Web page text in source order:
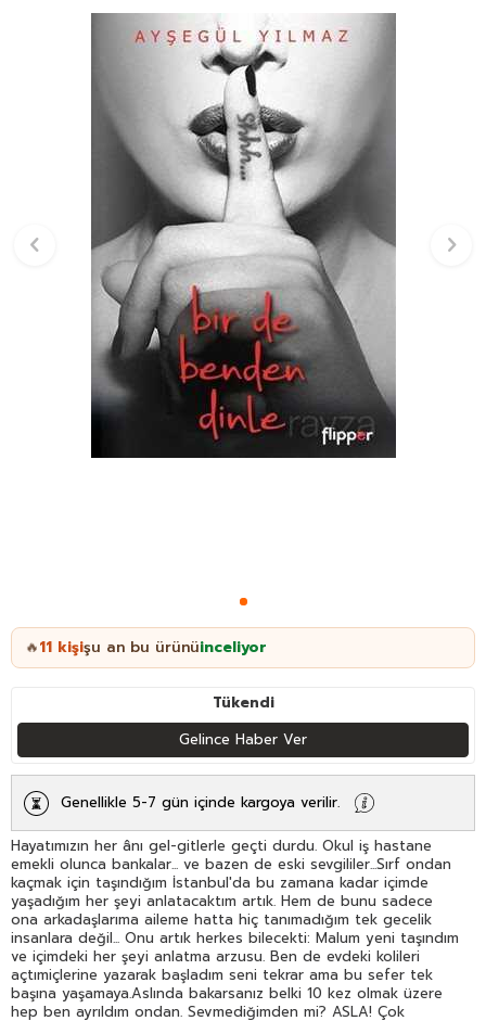
🔥11 kişişu an bu ürünüinceliyor
Tükendi
Gelince Haber Ver
Genellikle 5-7 gün içinde kargoya verilir.
Hayatımızın her ânı gel-gitlerle geçti durdu. Okul iş hastane
emekli olunca bankalar... ve bazen de eski sevgililer...Sırf ondan
kaçmak için taşındığım İstanbul'da bu zamana kadar içimde
yaşadığım her şeyi anlatacaktım artık. Hem de bunu sadece
ona arkadaşlarıma aileme hatta hiç tanımadığım tek gecelik
insanlara değil... Onu artık herkes bilecekti: Malum yeni taşındım
ve içimdeki her şeyi anlatma arzusu. Ben de evdeki kolileri
açtımiçlerine yazarak başladım seni tekrar ama bu sefer tek
başına yaşamaya.Aslında bakarsanız belki 10 kez olmak üzere
hep ben ayrıldım ondan. Sevmediğimden mi? ASLA! Çok